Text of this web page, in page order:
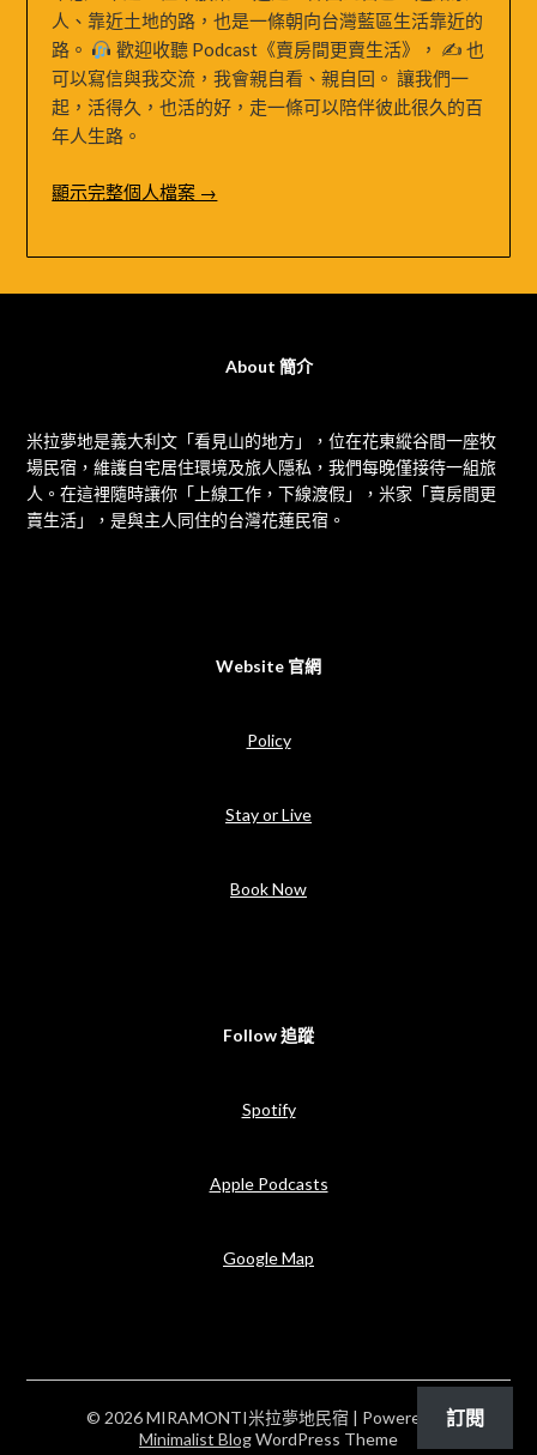
人、靠近土地的路，也是一條朝向台灣藍區生活靠近的
路。
歡迎收聽 Podcast《賣房間更賣生活》， ✍ 也
可以寫信與我交流，我會親自看、親自回。 讓我們一
起，活得久，也活的好，走一條可以陪伴彼此很久的百
年人生路。
顯示完整個人檔案 →
About 簡介
米拉夢地是義大利文「看見山的地方」，位在花東縱谷間一座牧
場民宿，維護自宅居住環境及旅人隱私，我們每晚僅接待一組旅
人。在這裡隨時讓你「上線工作，下線渡假」，米家「賣房間更
賣生活」，是與主人同住的台灣花蓮民宿。
Website 官網
Policy
Stay or Live
Book Now
Follow 追蹤
Spotify
Apple Podcasts
Google Map
© 2026 MIRAMONTI米拉夢地民宿 | Powered by
Minimalist BlogWordPress Theme
訂閱